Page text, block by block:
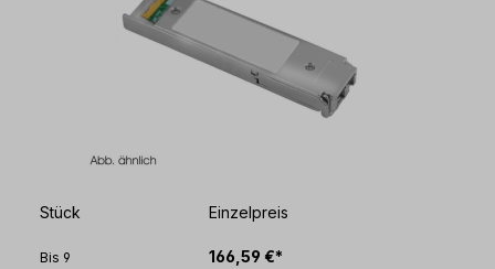
Stück Einzelpreis
Bis 9 166,59 €*